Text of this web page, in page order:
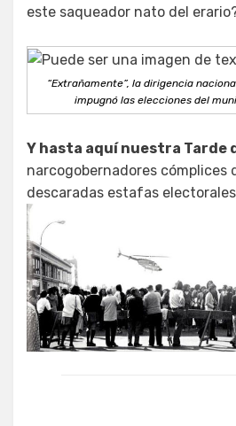
este saqueador nato del
“Extrañamente”, la dirigencia
impugnó las elecciones del
Y hasta aquí nuestra Tarde
narcogobernadores cómplices
descaradas estafas